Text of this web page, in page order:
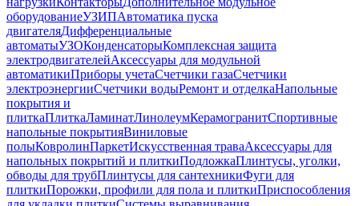
оборудованиеУЗИПАвтоматика пуска
двигателяДифференциальные
автоматыУЗОКонденсаторыКомплексная защита
электродвигателейАксессуары для модульной
автоматикиПриборы учетаСчетчики газаСчетчики
электроэнергииСчетчики водыРемонт и отделкаНапольные
покрытия и
плиткаПлиткаЛаминатЛинолеумКерамогранитСпортивные
напольные покрытияВиниловые
полыКовролинПаркетИскусственная траваАксессуары для
напольных покрытий и плиткиПодложкаПлинтусы, уголки,
обводы для трубПлинтусы для сантехникиФуги для
плиткиПорожки, профили для пола и плиткиПриспособления